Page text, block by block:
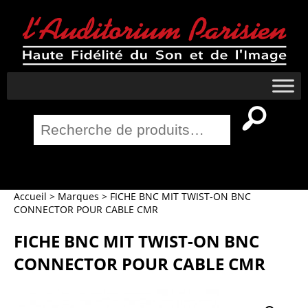
pour :
Accueil > Marques > FICHE BNC MIT TWIST-ON BNC
CONNECTOR POUR CABLE CMR
FICHE BNC MIT TWIST-ON BNC
CONNECTOR POUR CABLE CMR